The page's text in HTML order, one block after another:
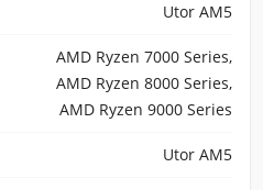
Utor AM5
AMD Ryzen 7000 Series,
AMD Ryzen 8000 Series,
AMD Ryzen 9000 Series
Utor AM5